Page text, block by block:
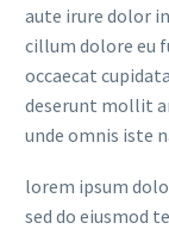
aute irure dolor
cillum dolore eu
occaecat
deserunt mollit
unde omnis iste
lorem ipsum
sed do eiusmod